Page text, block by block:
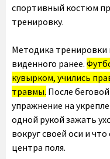
спортивный костюм
тренировку.
Методика тренировки
виденного ранее.
кувырком, учились
травмы. После
упражнение на
одной рукой зажать
вокруг своей оси и
центра поля.